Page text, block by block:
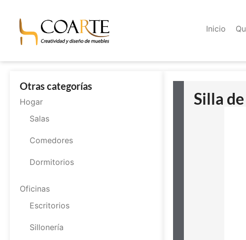
Inicio
Otras categorías
Hogar
Salas
Comedores
Dormitorios
Oficinas
Escritorios
Sillonería
Silla